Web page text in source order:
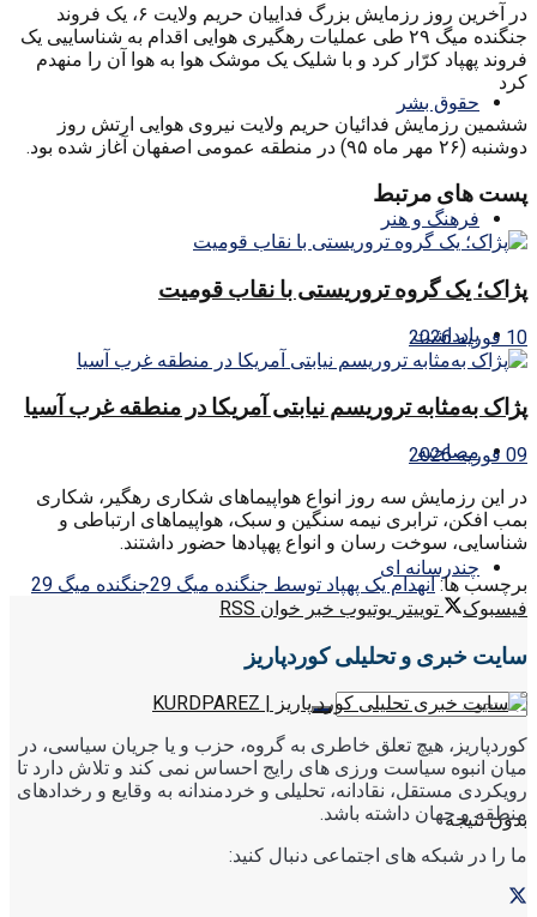
حقوق بشر
فرهنگ و هنر
یادداشت
مصاحبه
چندرسانه ای
بدون نتیجه
در آخرین روز رزمایش بزرگ فداییان حریم ولایت ۶، یک فروند
جنگنده میگ ۲۹ طی عملیات رهگیری هوایی اقدام به شناساییی یک
فروند پهپاد کرّار کرد و با شلیک یک موشک هوا به هوا آن را منهدم
کرد
ششمین رزمایش فدائیان حریم ولایت نیروی هوایی ارتش روز
دوشنبه (۲۶ مهر ماه ۹۵) در منطقه عمومی اصفهان آغاز شده بود.
پست های مرتبط
پژاک؛ یک گروه تروریستی با نقاب قومیت
10 فوریه 2026
پژاک به‌مثابه تروریسم نیابتی آمریکا در منطقه غرب آسیا
09 فوریه 2026
در این رزمایش سه روز انواع هواپیماهای شکاری رهگیر، شکاری
بمب افکن، ترابری نیمه سنگین و سبک، هواپیماهای ارتباطی و
شناسایی، سوخت رسان و انواع پهپادها حضور داشتند.
برچسب ها: انهدام یک پهپاد توسط جنگنده میگ 29
جنگنده میگ 29
فیسبوک
توییتر یوتیوب خبر خوان RSS
سایت خبری و تحلیلی کوردپاریز
کوردپاریز، هیچ تعلق خاطری به گروه، حزب و یا جریان سیاسی، در
میان انبوه سیاست ورزی های رایج احساس نمی کند و تلاش دارد تا
رویکردی مستقل، نقادانه، تحلیلی و خردمندانه به وقایع و رخدادهای
منطقه و جهان داشته باشد.
ما را در شبکه های اجتماعی دنبال کنید: